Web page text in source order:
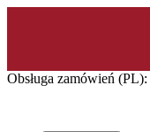
Obsługa zamówień (PL):